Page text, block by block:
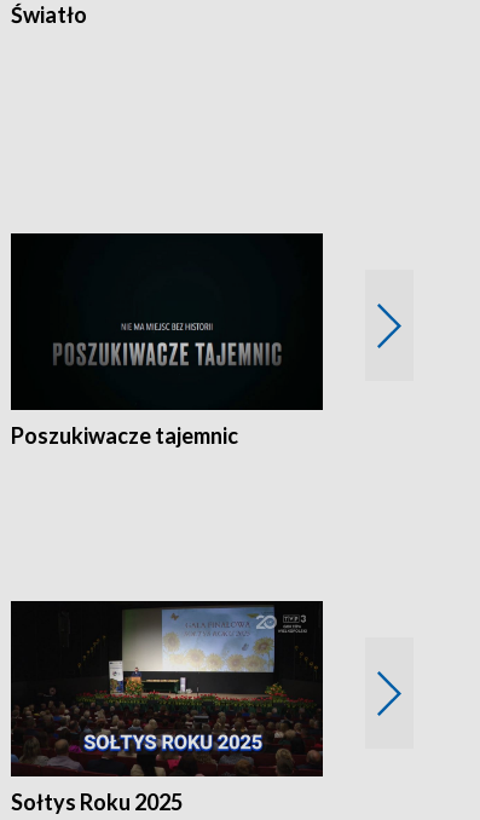
Światło
Poszukiwacze tajemnic
Sołtys Roku 2025